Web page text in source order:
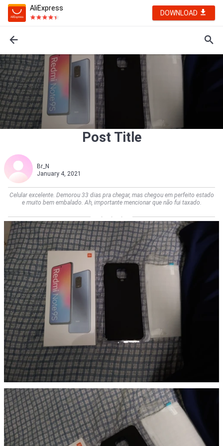
AliExpress
DOWNLOAD
Post Title
Br_N
January 4, 2021
Celular excelente. Demorou 33 dias pra chegar, mas chegou em perfeito estado
e muito bem embalado. Ah, importante mencionar que não fui taxado.